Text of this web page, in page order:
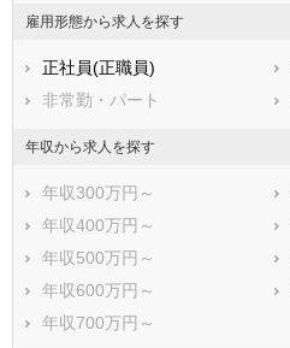
小郡市
宗像市
古賀市
うきは市
みやま市
那珂川市
糟屋郡篠栗町
糟屋郡須惠町
糟屋郡久山町
雇用形態から求人を探す
正社員(正職員)
非常勤・パート
年収から求人を探す
年収300万円～
年収400万円～
年収500万円～
年収600万円～
年収700万円～